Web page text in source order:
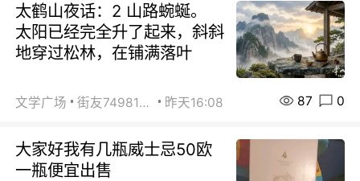
太鹤山夜话：2 山路蜿蜒。
太阳已经完全升了起来，斜斜
地穿过松林，在铺满落叶
文学广场 街友74981146 昨天16:08 87 0
大家好我有几瓶威士忌50欧
一瓶便宜出售